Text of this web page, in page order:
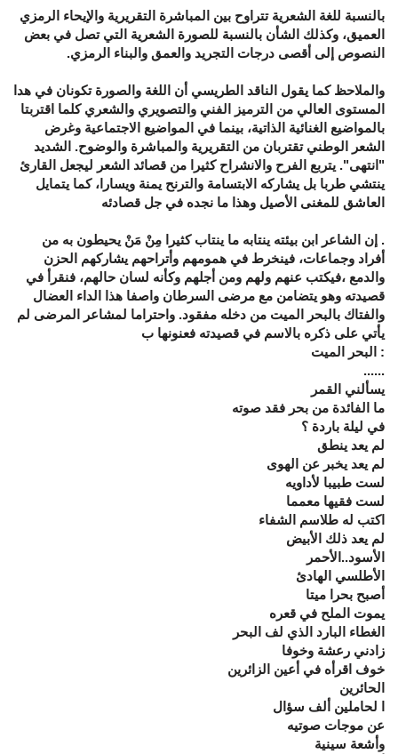
بالنسبة للغة الشعرية تتراوح بين المباشرة التقريرية والإيحاء الرمزي
العميق، وكذلك الشأن بالنسبة للصورة الشعرية التي تصل في بعض
النصوص إلى أقصى درجات التجريد والعمق والبناء الرمزي.
والملاحظ كما يقول الناقد الطريسي أن اللغة والصورة تكونان في هدا
المستوى العالي من الترميز الفني والتصويري والشعري كلما اقتربتا
بالمواضيع الغنائية الذاتية، بينما في المواضيع اﻻجتماعية وغرض
الشعر الوطني تقتربان من التقريرية والمباشرة والوضوح. الشديد
"انتهى". يتربع الفرح والانشراح كثيرا من قصائد الشعر ليجعل القارئ
ينتشي طربا بل يشاركه الابتسامة والترنح يمنة ويسارا، كما يتمايل
العاشق للمغنى الأصيل وهذا ما نجده في جل قصادئه
. إن الشاعر ابن بيئته ينتابه ما ينتاب كثيرا مِنْ مَنْ يحيطون به من
أفراد وجماعات، فينخرط في همومهم وأتراحهم يشاركهم الحزن
والدمع ،فيكتب عنهم ولهم ومن أجلهم وكأنه لسان حالهم، فنقرأ في
قصيدته وهو يتضامن مع مرضى السرطان واصفا هذا الداء العضال
والفتاك بالبحر الميت من دخله مفقود. واحتراما لمشاعر المرضى لم
يأتي على ذكره بالاسم في قصيدته فعنونها ب
: البحر الميت
......
يسألني القمر
ما الفائدة من بحر فقد صوته
في ليلة باردة ؟
لم يعد ينطق
لم يعد يخبر عن الهوى
لست طبيبا لأداويه
لست فقيها معمما
اكتب له طلاسم الشفاء
لم يعد ذلك الأبيض
الأسود..الأحمر
الأطلسي الهادئ
أصبح بحرا ميتا
يموت الملح في قعره
الغطاء البارد الذي لف البحر
زادني رعشة وخوفا
خوف اقرأه في أعين الزائرين
الحائرين
ا لحاملين ألف سؤال
عن موجات صوتيه
وأشعة سينية